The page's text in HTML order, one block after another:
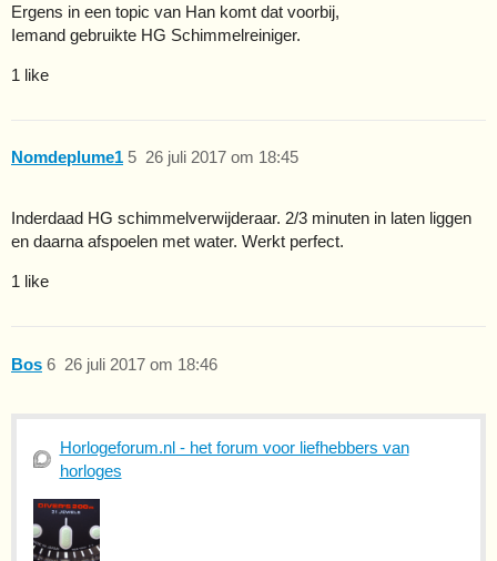
Ergens in een topic van Han komt dat voorbij,
Iemand gebruikte HG Schimmelreiniger.
1 like
Nomdeplume1 26 juli 2017 om 18:45
5
Inderdaad HG schimmelverwijderaar. 2/3 minuten in laten liggen
en daarna afspoelen met water. Werkt perfect.
1 like
Bos 26 juli 2017 om 18:46
6
Horlogeforum.nl - het forum voor liefhebbers van
horloges